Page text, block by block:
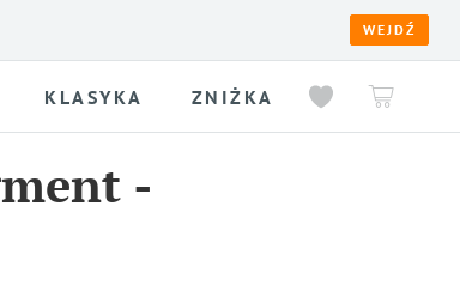
WEJDŹ
KLASYKA ZNIŻKA
-